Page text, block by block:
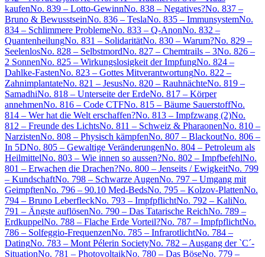
kaufenNo. 839 – Lotto-GewinnNo. 838 – Negatives?No. 837 –
Bruno & BewusstseinNo. 836 – TeslaNo. 835 – ImmunsystemNo.
834 – Schlimmere ProblemeNo. 833 – Q-AnonNo. 832 –
QuantenheilungNo. 831 – SolidaritätNo. 830 – Warum?No. 829 –
SeelenlosNo. 828 – SelbstmordNo. 827 – Chemtrails – 3No. 826 –
2 SonnenNo. 825 – Wirkungslosigkeit der ImpfungNo. 824 –
Dahlke-FastenNo. 823 – Gottes MitverantwortungNo. 822 –
ZahnimplantateNo. 821 – JesusNo. 820 – RauhnächteNo. 819 –
SamadhiNo. 818 – Unterseite der ErdeNo. 817 – Körper
annehmenNo. 816 – Code CTFNo. 815 – Bäume SauerstoffNo.
814 – Wer hat die Welt erschaffen?No. 813 – Impfzwang (2)No.
812 – Freunde des LichtsNo. 811 – Schweiz & PharaonenNo. 810 –
NarzistenNo. 808 – Physisch kämpfenNo. 807 – BlackoutNo. 806 –
In 5DNo. 805 – Gewaltige VeränderungenNo. 804 – Petroleum als
HeilmittelNo. 803 – Wie innen so aussen?No. 802 – ImpfbefehlNo.
801 – Erwachen die Drachen?No. 800 – Jenseits / EwigkeitNo. 799
– KundschaftNo. 798 – Schwarze AugenNo. 797 – Umgang mit
GeimpftenNo. 796 – 90.10 Med-BedsNo. 795 – Kolzov-PlattenNo.
794 – Bruno LeberfleckNo. 793 – ImpfpflichtNo. 792 – KaliNo.
791 – Ängste auflösenNo. 790 – Das Tatarische ReichNo. 789 –
ErdkuppelNo. 788 – Flache Erde Vorteil?No. 787 – ImpfpflichtNo.
786 – Solfeggio-FrequenzenNo. 785 – InfrarotlichtNo. 784 –
DatingNo. 783 – Mont Pélerin SocietyNo. 782 – Ausgang der `C´-
SituationNo. 781 – PhotovoltaikNo. 780 – Das BöseNo. 779 –